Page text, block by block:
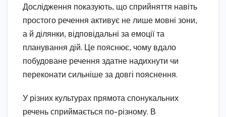
Дослідження показують, що сприйняття навіть
простого речення активує не лише мовні зони,
а й ділянки, відповідальні за емоції та
планування дій. Це пояснює, чому вдало
побудоване речення здатне надихнути чи
переконати сильніше за довгі пояснення.
У різних культурах прямота спонукальних
речень сприймається по-різному. В